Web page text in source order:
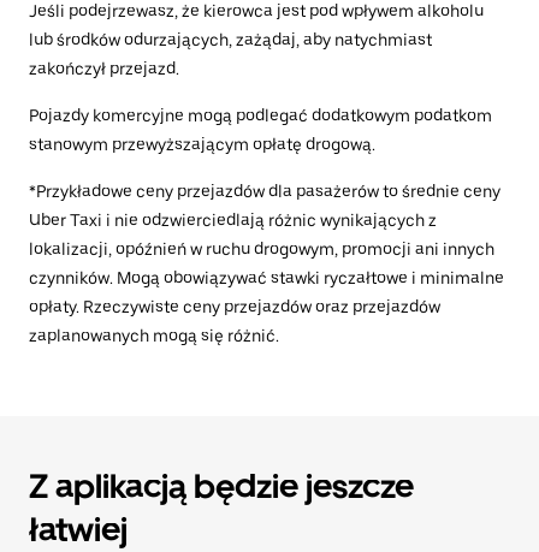
Jeśli podejrzewasz, że kierowca jest pod wpływem alkoholu
lub środków odurzających, zażądaj, aby natychmiast
zakończył przejazd.
Pojazdy komercyjne mogą podlegać dodatkowym podatkom
stanowym przewyższającym opłatę drogową.
*Przykładowe ceny przejazdów dla pasażerów to średnie ceny
Uber Taxi i nie odzwierciedlają różnic wynikających z
lokalizacji, opóźnień w ruchu drogowym, promocji ani innych
czynników. Mogą obowiązywać stawki ryczałtowe i minimalne
opłaty. Rzeczywiste ceny przejazdów oraz przejazdów
zaplanowanych mogą się różnić.
Z aplikacją będzie jeszcze
łatwiej